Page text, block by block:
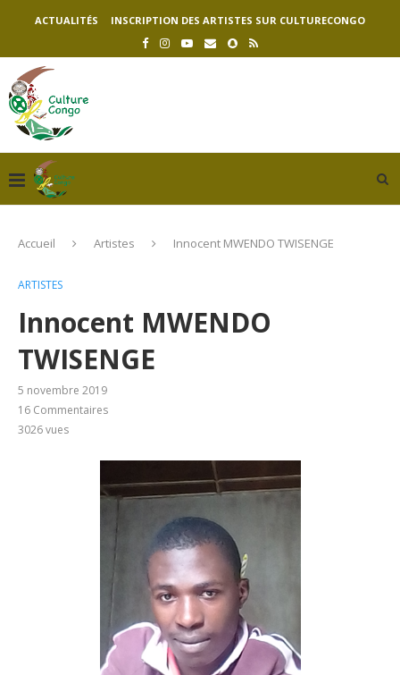
ACTUALITÉS INSCRIPTION DES ARTISTES SUR CULTURECONGO
Accueil Artistes Innocent MWENDO TWISENGE
ARTISTES
Innocent MWENDO
TWISENGE
5 novembre 2019
16 Commentaires
3026vues